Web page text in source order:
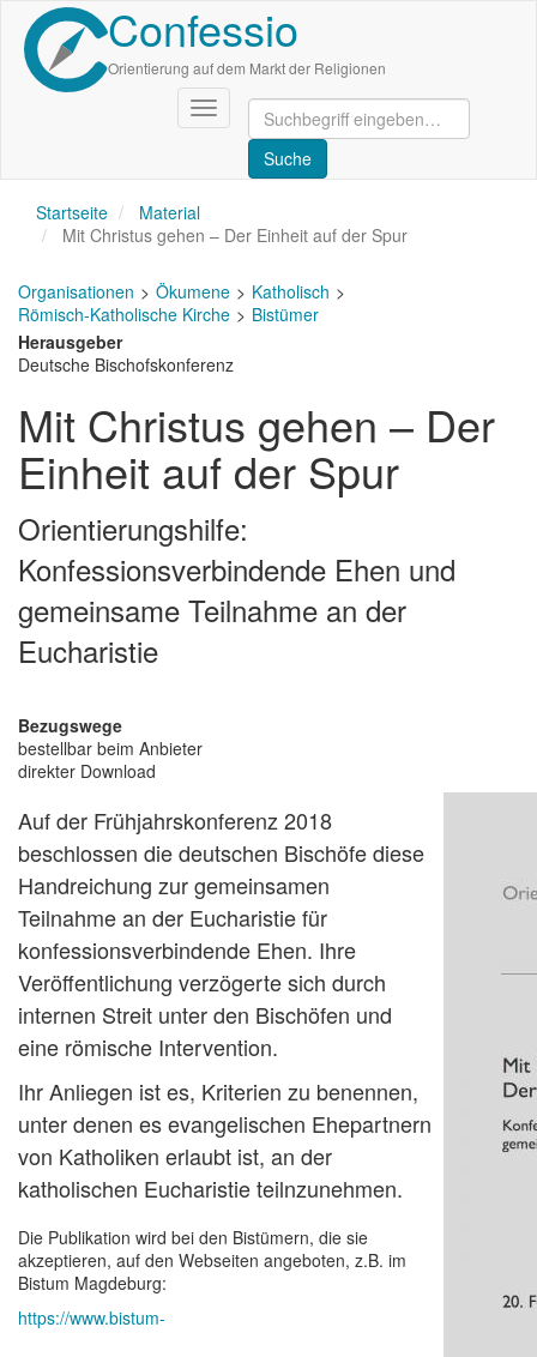
Direkt
zum
Inhalt
Confessio
Orientierung auf dem Markt der Religionen
Navigation
aktivieren/deaktivieren
Startseite
Material
Mit Christus gehen – Der Einheit auf der Spur
Organisationen Ökumene
Katholisch
Römisch-Katholische Kirche
Bistümer
Herausgeber
Deutsche Bischofskonferenz
Mit Christus gehen – Der
Einheit auf der Spur
Orientierungshilfe:
Konfessionsverbindende Ehen und
gemeinsame Teilnahme an der
Eucharistie
Bezugswege
bestellbar beim Anbieter
direkter Download
Auf der Frühjahrskonferenz 2018
beschlossen die deutschen Bischöfe diese
Handreichung zur gemeinsamen
Teilnahme an der Eucharistie für
konfessionsverbindende Ehen. Ihre
Veröffentlichung verzögerte sich durch
internen Streit unter den Bischöfen und
eine römische Intervention.
Ihr Anliegen ist es, Kriterien zu benennen,
unter denen es evangelischen Ehepartnern
von Katholiken erlaubt ist, an der
katholischen Eucharistie teilnzunehmen.
Die Publikation wird bei den Bistümern, die sie
akzeptieren, auf den Webseiten angeboten, z.B. im
Bistum Magdeburg:
https://www.bistum-